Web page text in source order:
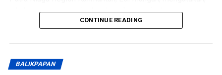
pihakmya memproyeksikan kenaikan penjualan avtur
selama musim haji sebesar 7,6% di Sepinggan dan 11,7%
normal. Kenaikan ini seiring dengan meningkatnya
frekuensi penerbangan haji yang melayani jemaah dari
Kalimantan.
CONTINUE READING
BALIKPAPAN